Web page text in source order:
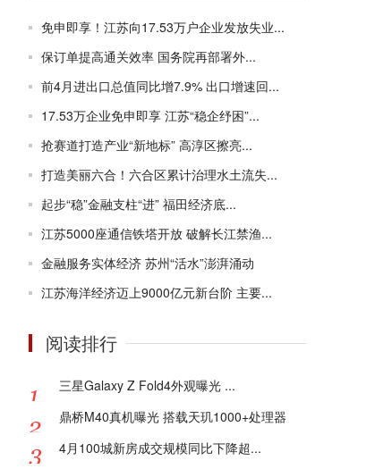
免申即享！江苏向17.53万户企业发放失业...
保订单提高通关效率 国务院再部署外...
前4月进出口总值同比增7.9% 出口增速回...
17.53万企业免申即享 江苏“稳企纾困”...
抢赛道打造产业“新地标” 高淳区擦亮...
打造美丽六合！六合区累计治理水土流失...
起步“稳”金融支柱“进” 福田经济底...
江苏5000座通信铁塔开放 破解长江禁渔...
金融服务实体经济 苏州“活水”澎湃涌动
江苏海洋经济迈上9000亿元新台阶 主要...
阅读排行
三星Galaxy Z Fold4外观曝光 ...
鼎桥M40真机曝光 搭载天玑1000+处理器
4月100城新房成交规模同比下降超...